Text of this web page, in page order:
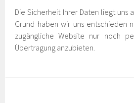
Die Sicherheit Ihrer Daten liegt uns
Grund haben wir uns entschieden
zugängliche Website nur noch
Übertragung anzubieten.